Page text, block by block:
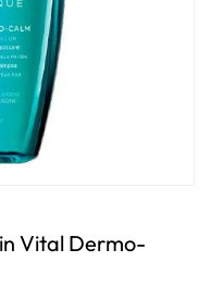
Vital Dermo-